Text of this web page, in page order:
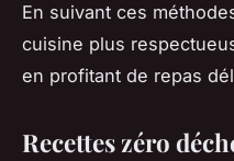
En suivant ces
cuisine plus
en profitant de repas
Recettes zéro